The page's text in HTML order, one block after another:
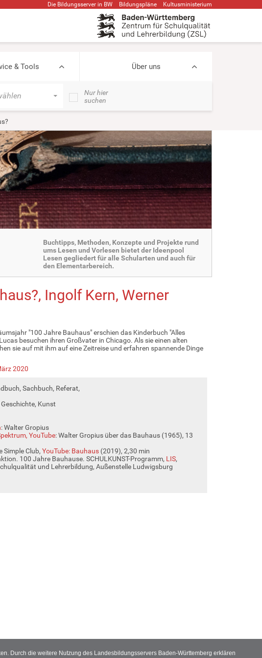
Durch die weitere Nutzung des Landesbildungsservers Baden-Württemberg erklären
Die Bildungsserver in BW Bildungspläne Kultusministerium
& Tools Über uns
Nur hier
suchen
Buchtipps, Methoden, Konzepte und Projekte rund
ums Lesen und Vorlesen bietet der Ideenpool
Lesen gegliedert für alle Schularten und auch für
den Elementarbereich.
Ingolf Kern, Werner
"100 Jahre Bauhaus" erschien das Kinderbuch "Alles
besuchen ihren Großvater in Chicago. Als sie einen alten
sie auf mit ihm auf eine Zeitreise und erfahren spannende Dinge
2020
Sachbuch, Referat,
Geschichte, Kunst
: Walter Gropius
YouTube: Walter Gropius über das Bauhaus (1965), 13
Simple Club, YouTube: Bauhaus(2019), 2,30 min
100 Jahre Bauhause. SCHULKUNST-Programm, LIS,
und Lehrerbildung, Außenstelle Ludwigsburg